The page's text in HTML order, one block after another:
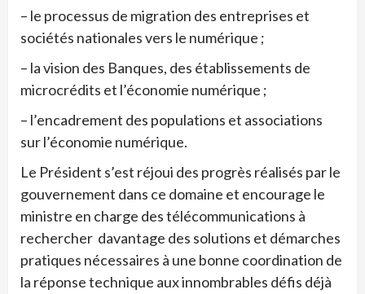
– le processus de migration des entreprises et
sociétés nationales vers le numérique ;
– la vision des Banques, des établissements de
microcrédits et l’économie numérique ;
– l’encadrement des populations et associations
sur l’économie numérique.
Le Président s’est réjoui des progrès réalisés par le
gouvernement dans ce domaine et encourage le
ministre en charge des télécommunications à
rechercher davantage des solutions et démarches
pratiques nécessaires à une bonne coordination de
la réponse technique aux innombrables défis déjà